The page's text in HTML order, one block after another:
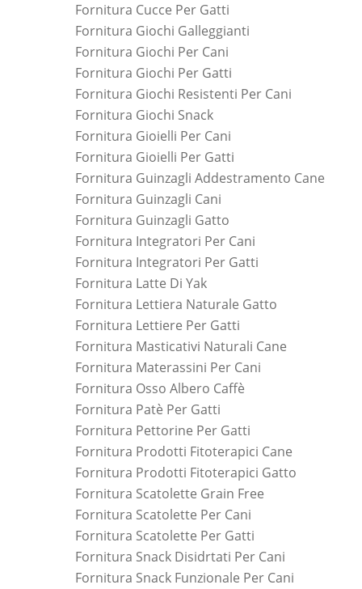
Fornitura Cucce Per Gatti
Fornitura Giochi Galleggianti
Fornitura Giochi Per Cani
Fornitura Giochi Per Gatti
Fornitura Giochi Resistenti Per Cani
Fornitura Giochi Snack
Fornitura Gioielli Per Cani
Fornitura Gioielli Per Gatti
Fornitura Guinzagli Addestramento Cane
Fornitura Guinzagli Cani
Fornitura Guinzagli Gatto
Fornitura Integratori Per Cani
Fornitura Integratori Per Gatti
Fornitura Latte Di Yak
Fornitura Lettiera Naturale Gatto
Fornitura Lettiere Per Gatti
Fornitura Masticativi Naturali Cane
Fornitura Materassini Per Cani
Fornitura Osso Albero Caffè
Fornitura Patè Per Gatti
Fornitura Pettorine Per Gatti
Fornitura Prodotti Fitoterapici Cane
Fornitura Prodotti Fitoterapici Gatto
Fornitura Scatolette Grain Free
Fornitura Scatolette Per Cani
Fornitura Scatolette Per Gatti
Fornitura Snack Disidrtati Per Cani
Fornitura Snack Funzionale Per Cani